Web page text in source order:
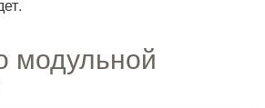
модульной